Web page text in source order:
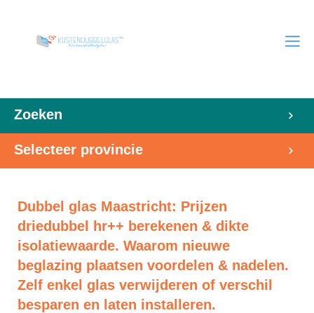
Zoeken
Selecteer provincie
Dubbel glas Maastricht: Prijzen
driedubbel hr++ berekenen & dikte
isolatiewaarde. Waarom nieuwe
beglazing plaatsen voordelen & nadelen.
Zelf enkel glas verwijderen of verschil
besparen en laten installeren.